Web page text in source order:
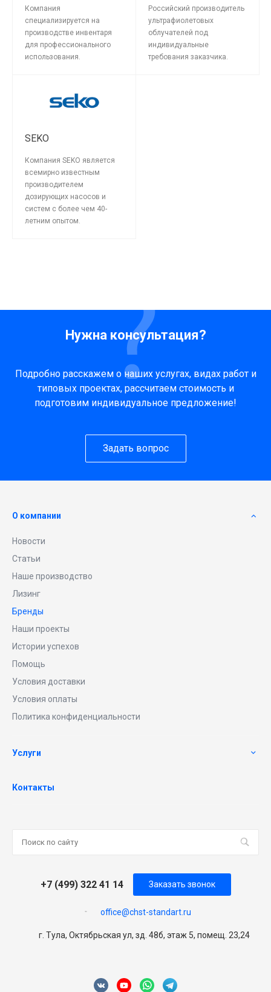
Компания
специализируется на
производстве инвентаря
для профессионального
использования.
Российский производитель
ультрафиолетовых
облучателей под
индивидуальные
требования заказчика.
SEKO
Компания SEKO является
всемирно известным
производителем
дозирующих насосов и
систем с более чем 40-
летним опытом.
Нужна консультация?
Подробно расскажем о наших услугах, видах работ и
типовых проектах, рассчитаем стоимость и
подготовим индивидуальное предложение!
Задать вопрос
О компании
Новости
Статьи
Наше производство
Лизинг
Бренды
Наши проекты
Истории успехов
Помощь
Условия доставки
Условия оплаты
Политика конфиденциальности
Услуги
Контакты
+7 (499) 322 41 14
office@chst-standart.ru
Заказать звонок
г. Тула, Октябрьская ул, зд. 48б, этаж 5, помещ. 23,24